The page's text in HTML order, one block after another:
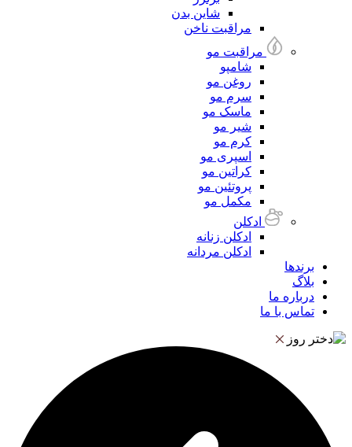
شاین بدن
مراقبت ناخن
مراقبت مو
شامپو
روغن مو
سرم مو
ماسک مو
شیر مو
کرم مو
اسپری مو
کراتین مو
پروتئین مو
مکمل مو
ادکلن
ادکلن زنانه
ادکلن مردانه
برندها
بلاگ
درباره ما
تماس با ما